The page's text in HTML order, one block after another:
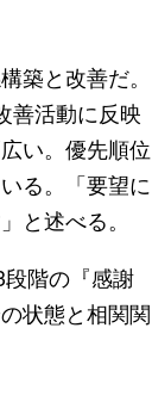
築と改善だ。
善活動に反映
い。優先順位
る。「要望に
と述べる。
階の『感謝
状態と相関関